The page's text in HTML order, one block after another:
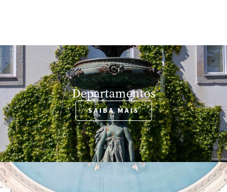
Departamentos
SAIBA MAIS